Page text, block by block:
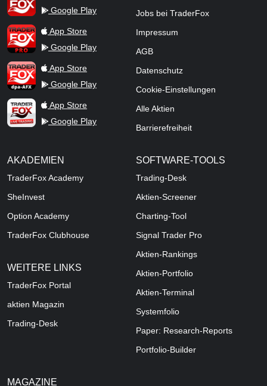
Google Play
TraderFox ProApp Store
Google Play
TraderFox dpa-AFX ProFeed
App Store
Google Play
TraderFox Live Trading
App Store
Google Play
Jobs bei TraderFox
Impressum
AGB
Datenschutz
Cookie-Einstellungen
Alle Aktien
Barrierefreiheit
AKADEMIEN
TraderFox Academy
SheInvest
Option Academy
TraderFox Clubhouse
WEITERE LINKS
TraderFox Portal
aktien Magazin
Trading-Desk
SOFTWARE-TOOLS
Trading-Desk
Aktien-Screener
Charting-Tool
Signal Trader Pro
Aktien-Rankings
Aktien-Portfolio
Aktien-Terminal
Systemfolio
Paper: Research-Reports
Portfolio-Builder
MAGAZINE